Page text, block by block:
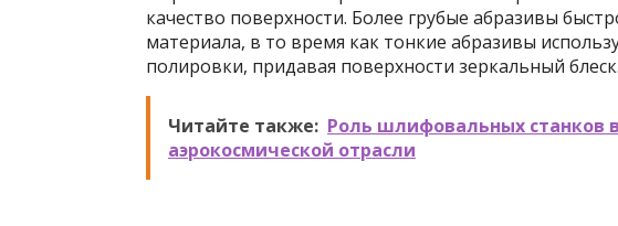
качество поверхности. Более грубые абразивы
материала, в то время как тонкие абразивы
полировки, придавая поверхности зеркальный блеск.
Читайте также: Роль шлифовальных станков
аэрокосмической отрасли